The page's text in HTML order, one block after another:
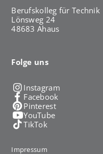
Berufskolleg für Technik
Lönsweg 24
48683 Ahaus
Folge uns
Instagram
Facebook
Pinterest
YouTube
TikTok
Impressum